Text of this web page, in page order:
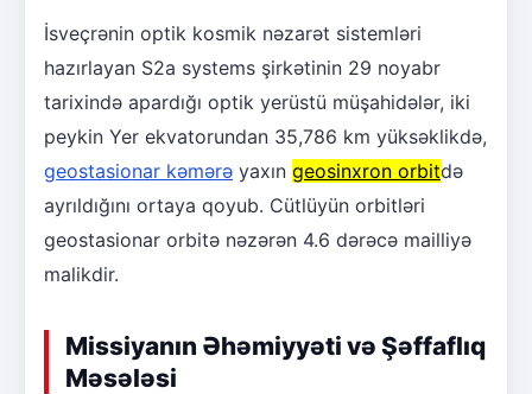
İsveçrənin optik kosmik nəzarət sistemləri
hazırlayan S2a systems şirkətinin 29 noyabr
tarixində apardığı optik yerüstü müşahidələr, iki
peykin Yer ekvatorundan 35,786 km yüksəklikdə,
geostasionar kəmərə yaxın geosinxron orbitdə
ayrıldığını ortaya qoyub. Cütlüyün orbitləri
geostasionar orbitə nəzərən 4.6 dərəcə mailliyə
malikdir.
Missiyanın Əhəmiyyəti və Şəffaflıq
Məsələsi